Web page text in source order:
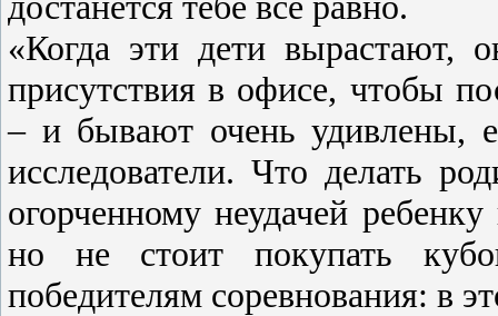
«Когда эти дети вырастают,
присутствия в офисе, чтобы
– и бывают очень удивлены,
исследователи. Что делать
огорченному неудачей
но не стоит покупать
победителям соревнования: в